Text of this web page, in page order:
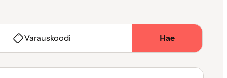
Varauskoodi Hae